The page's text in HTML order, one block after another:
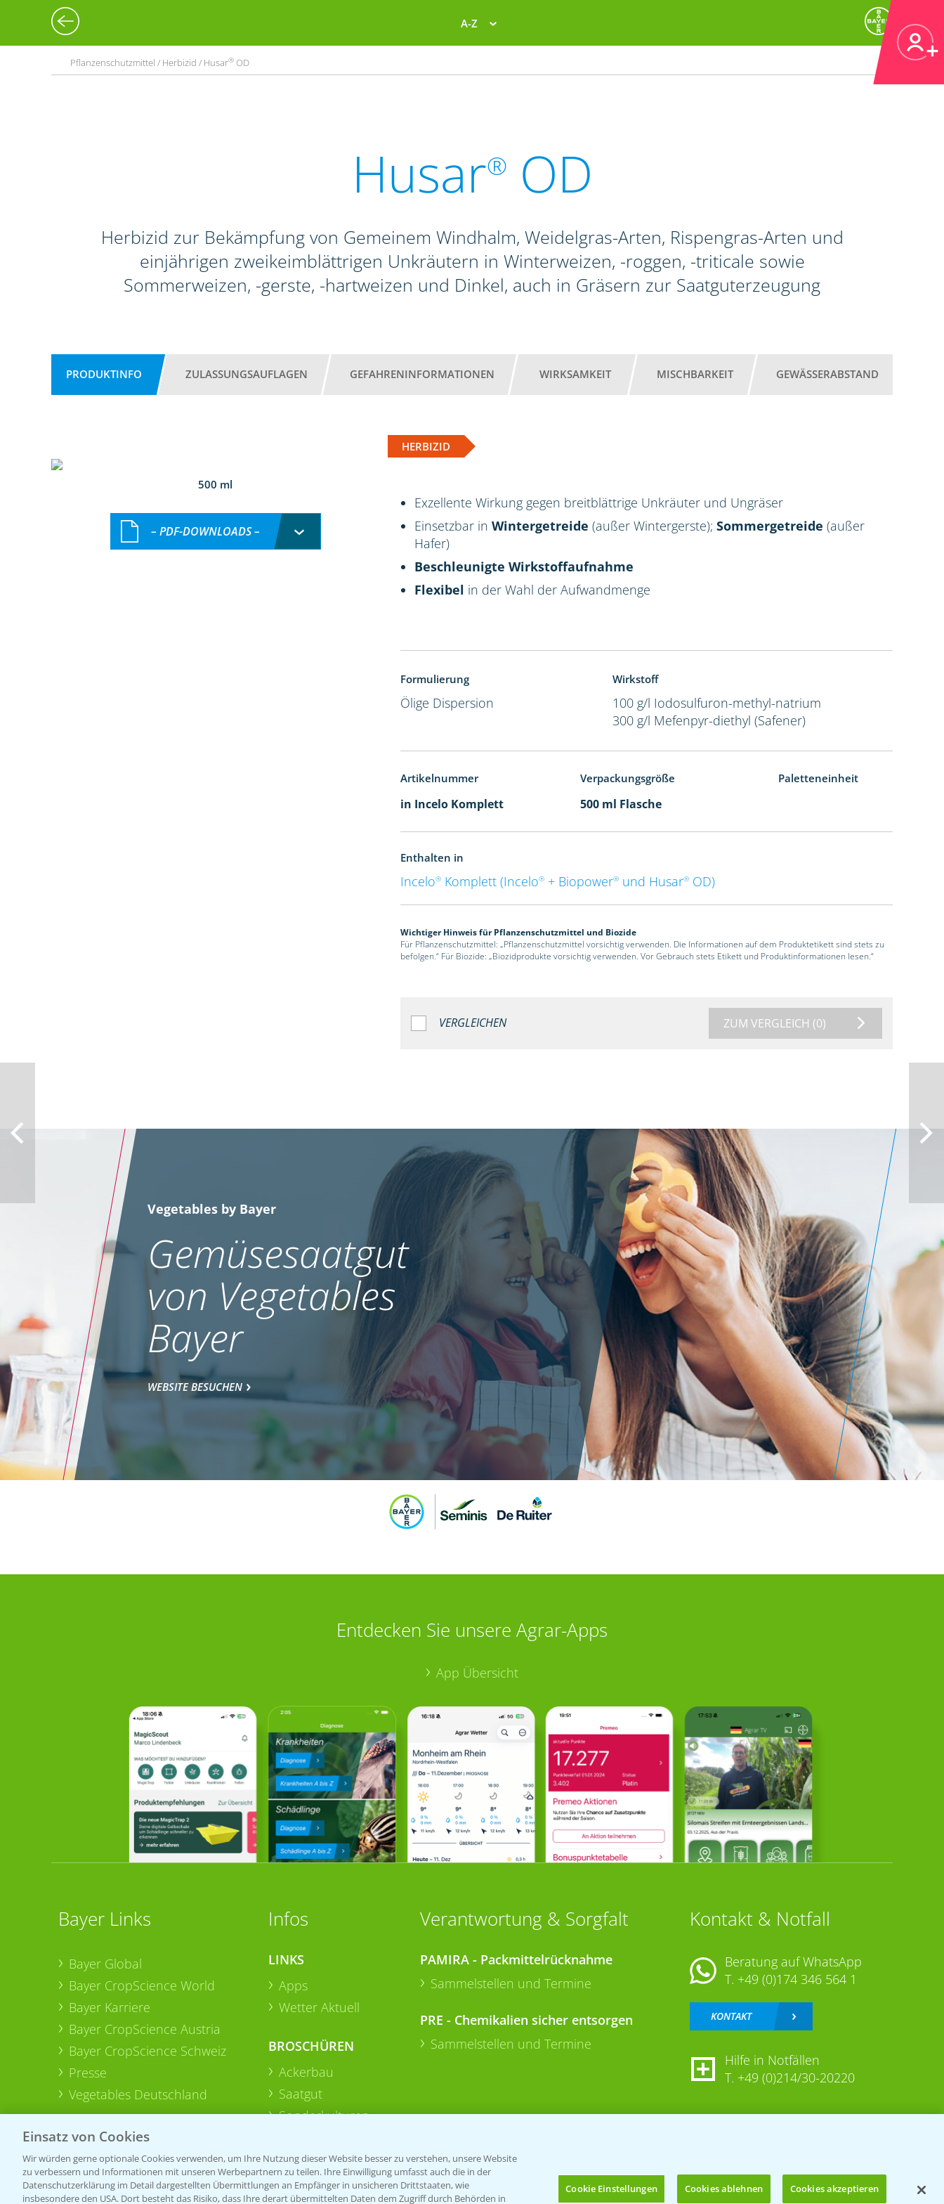
A-Z
Pflanzenschutzmittel / Herbizid / Husar® OD
Husar® OD
Herbizid zur Bekämpfung von Gemeinem Windhalm, Weidelgras-Arten, Rispengras-Arten und
einjährigen zweikeimblättrigen Unkräutern in Winterweizen, -roggen, -triticale sowie
Sommerweizen, -gerste, -hartweizen und Dinkel, auch in Gräsern zur Saatguterzeugung
PRODUKTINFO ZULASSUNGSAUFLAGEN GEFAHRENINFORMATIONEN WIRKSAMKEIT MISCHBARKEIT GEWÄSSERABSTAND
HERBIZID
500 ml
– PDF-DOWNLOADS –
Exzellente Wirkung gegen breitblättrige Unkräuter und Ungräser
Einsetzbar inWintergetreide(außer Wintergerste);Sommergetreide(außer
Hafer)
Beschleunigte Wirkstoffaufnahme
Flexibel in der Wahl der Aufwandmenge
Formulierung
Ölige Dispersion
Wirkstoff
100 g/l Iodosulfuron-methyl-natrium
300 g/l Mefenpyr-diethyl (Safener)
Artikelnummer Verpackungsgröße Paletteneinheit
in Incelo Komplett 500 ml Flasche
Enthalten in
Incelo® Komplett (Incelo® + Biopower® und Husar® OD)
Wichtiger Hinweis für Pflanzenschutzmittel und Biozide
Für Pflanzenschutzmittel: „Pflanzenschutzmittel vorsichtig verwenden. Die Informationen auf dem Produktetikett sind stets zu
befolgen.“ Für Biozide: „Biozidprodukte vorsichtig verwenden. Vor Gebrauch stets Etikett und Produktinformationen lesen.“
VERGLEICHEN ZUM VERGLEICH (0)
Vegetables by Bayer
Gemüsesaatgut
von Vegetables
Bayer
WEBSITE BESUCHEN
Entdecken Sie unsere Agrar-Apps
App Übersicht
Bayer Links
Bayer Global
Bayer CropScience World
Bayer Karriere
Bayer CropScience Austria
Bayer CropScience Schweiz
Presse
Vegetables Deutschland
Infos
LINKS
Apps
Wetter Aktuell
BROSCHÜREN
Ackerbau
Saatgut
Sonderkulturen
Verantwortung & Sorgfalt
PAMIRA - Packmittelrücknahme
Sammelstellen und Termine
PRE - Chemikalien sicher entsorgen
Sammelstellen und Termine
Kontakt & Notfall
Beratung auf WhatsApp
T. +49 (0)174 346 564 1
KONTAKT
Hilfe in Notfällen
T. +49 (0)214/30-20220
Einsatz von Cookies
Wir würden gerne optionale Cookies verwenden, um Ihre Nutzung dieser Website besser zu verstehen, unsere Website
zu verbessern und Informationen mit unseren Werbepartnern zu teilen. Ihre Einwilligung umfasst auch die in der
Datenschutzerklärung im Detail dargestellten Übermittlungen an Empfänger in unsicheren Drittstaaten, wie
insbesondere den USA. Dort besteht das Risiko, dass Ihre derart übermittelten Daten dem Zugriff durch Behörden in
Cookie Einstellungen Cookies ablehnen Cookies akzeptieren